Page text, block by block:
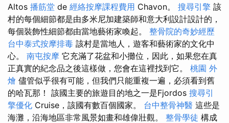
Altos 播筋堂 de 經絡按摩課程費用 Chavon。 搜尋引擎 該
村的每個細節都是由多米尼加建築師和意大利設計設計的，
每個裝飾性細節都由當地藝術家喚起。 整骨院的奇妙經歷
台中泰式按摩排毒 該村是當地人，遊客和藝術家的文化中
心。 南屯按摩 它充滿了花盆和小攤位，因此，如果您在真
正真實的紀念品之後這樣做，您會在這裡找到它。 桃園 外
燴 儘管似乎很有可能，但我們只能重複一遍，必須看到舊
的哈瓦那！ 該國主要的旅遊目的地之一是Fjordos 搜尋引
擎優化 Cruise，該國有數百個國家。 台中整骨神醫 這些是
海灘，沿海地區非常風景如畫和雄偉壯觀。 整骨學徒 構成